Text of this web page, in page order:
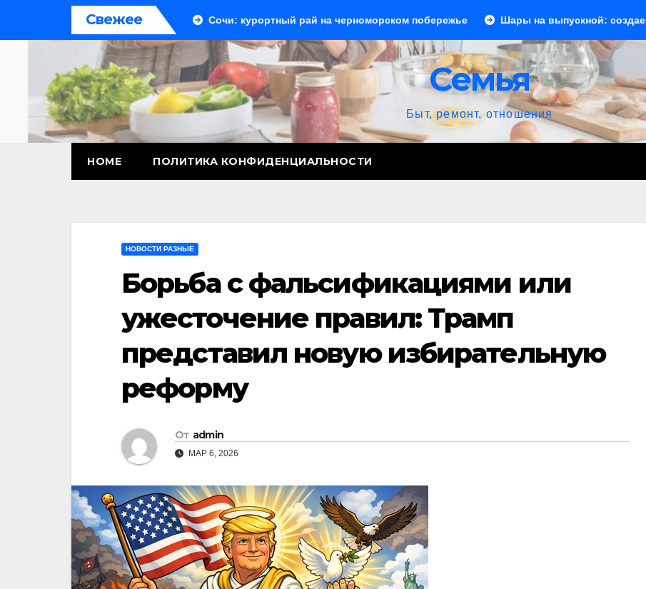
Свежее
для начинающих Сочи: курортный рай на черноморском побережье Шары на выпускной: создаем праздничное
Семья
Быт, ремонт, отношения
HOME ПОЛИТИКА КОНФИДЕНЦИАЛЬНОСТИ
НОВОСТИ РАЗНЫЕ
Борьба с фальсификациями или
ужесточение правил: Трамп
представил новую избирательную
реформу
От admin
МАР 6, 2026